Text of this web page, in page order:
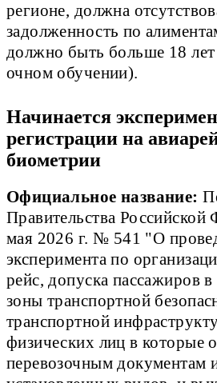
регионе, должна
задолженность по
должно быть больше 18
очном обучении).
Начинается
регистрации на
биометрии
Официальное название:
Правительства Российской
мая 2026 г. № 541 "О
эксперимента по
рейс, допуска пассажиров
зоны транспортной
транспортной
физических лиц в которые
перевозочным документам